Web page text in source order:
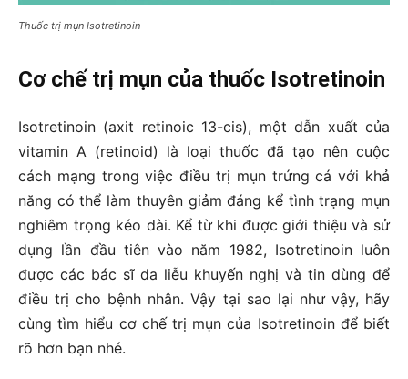
Thuốc trị mụn Isotretinoin
Cơ chế trị mụn của thuốc Isotretinoin
Isotretinoin (axit retinoic 13-cis), một dẫn xuất của
vitamin A (retinoid) là loại thuốc đã tạo nên cuộc
cách mạng trong việc điều trị mụn trứng cá với khả
năng có thể làm thuyên giảm đáng kể tình trạng mụn
nghiêm trọng kéo dài. Kể từ khi được giới thiệu và sử
dụng lần đầu tiên vào năm 1982, Isotretinoin luôn
được các bác sĩ da liễu khuyến nghị và tin dùng để
điều trị cho bệnh nhân. Vậy tại sao lại như vậy, hãy
cùng tìm hiểu cơ chế trị mụn của Isotretinoin để biết
rõ hơn bạn nhé.